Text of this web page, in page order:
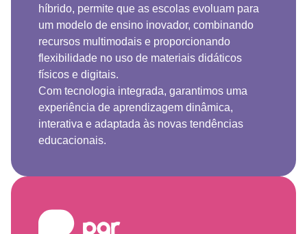
híbrido, permite que as escolas evoluam para
um modelo de ensino inovador, combinando
recursos multimodais e proporcionando
flexibilidade no uso de materiais didáticos
físicos e digitais.
Com tecnologia integrada, garantimos uma
experiência de aprendizagem dinâmica,
interativa e adaptada às novas tendências
educacionais.